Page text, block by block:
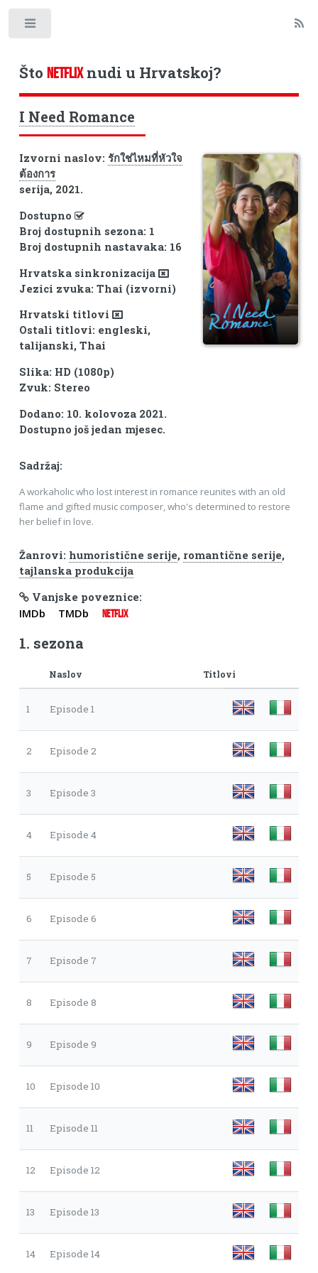
Što NETFLIXnudi u Hrvatskoj?
I Need Romance
Izvorni naslov: รักใช่ไหมที่หัวใจ
ต้องการ
serija, 2021.
Dostupno
Broj dostupnih sezona: 1
Broj dostupnih nastavaka: 16
Hrvatska sinkronizacija
Jezici zvuka: Thai (izvorni)
Hrvatski titlovi
Ostali titlovi: engleski,
talijanski, Thai
Slika: HD (1080p)
Zvuk: Stereo
Dodano: 10. kolovoza 2021.
Dostupno još jedan mjesec.
Sadržaj:
A workaholic who lost interest in romance reunites with an old
flame and gifted music composer, who's determined to restore
her belief in love.
Žanrovi: humoristične serije, romantične serije,
tajlanska produkcija
Vanjske poveznice:
IMDb TMDb NETFLIX
1. sezona
Naslov Titlovi
1 Episode 1
2 Episode 2
3 Episode 3
4 Episode 4
5 Episode 5
6 Episode 6
7 Episode 7
8 Episode 8
9 Episode 9
10 Episode 10
11 Episode 11
12 Episode 12
13 Episode 13
14 Episode 14